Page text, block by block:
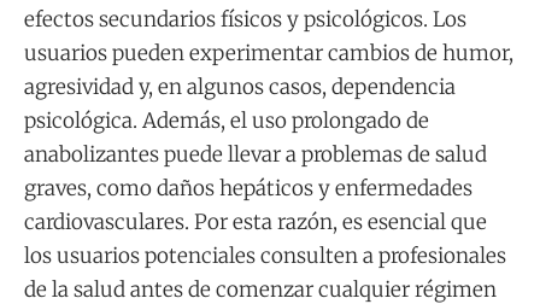
efectos secundarios físicos y psicológicos. Los
usuarios pueden experimentar cambios de humor,
agresividad y, en algunos casos, dependencia
psicológica. Además, el uso prolongado de
anabolizantes puede llevar a problemas de salud
graves, como daños hepáticos y enfermedades
cardiovasculares. Por esta razón, es esencial que
los usuarios potenciales consulten a profesionales
de la salud antes de comenzar cualquier régimen